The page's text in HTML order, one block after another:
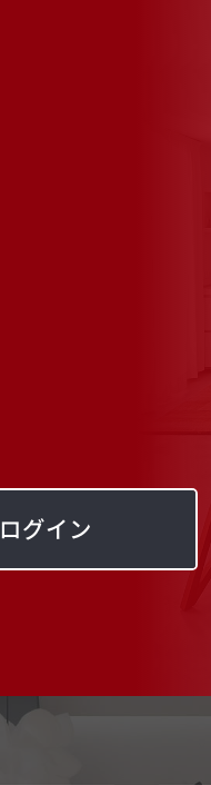
ログイン